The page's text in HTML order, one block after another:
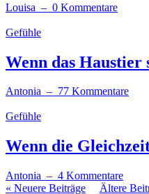
Louisa – 0 Kommentare
Gefühle
Wenn das
Antonia – 77 Kommentare
Gefühle
Wenn die
Antonia – 4 Kommentare
« Neuere Beiträge
Ältere